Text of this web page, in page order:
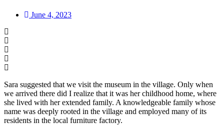
June 4, 2023
Sara suggested that we visit the museum in the village. Only when
we arrived there did I realize that it was her childhood home, where
she lived with her extended family. A knowledgeable family whose
name was deeply rooted in the village and employed many of its
residents in the local furniture factory.